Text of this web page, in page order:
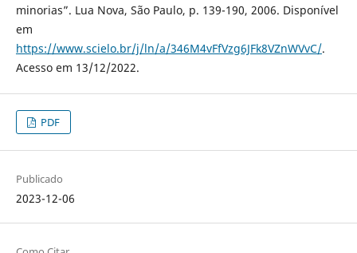
minorias”. Lua Nova, São Paulo, p. 139-190, 2006. Disponível
em
https://www.scielo.br/j/ln/a/346M4vFfVzg6JFk8VZnWVvC/.
Acesso em 13/12/2022.
PDF
Publicado
2023-12-06